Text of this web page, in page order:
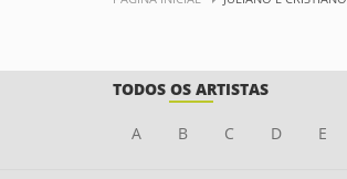
TODOS OS ARTISTAS
A B C D E